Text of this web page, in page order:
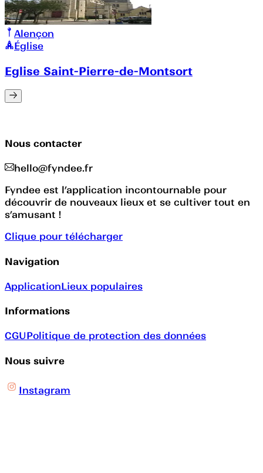
Alençon
Église
Eglise Saint-Pierre-de-Montsort
Nous contacter
hello@fyndee.fr
Fyndee est l’application incontournable pour
découvrir de nouveaux lieux et se cultiver tout en
s’amusant !
Clique pour télécharger
Navigation
ApplicationLieux populaires
Informations
CGUPolitique de protection des données
Nous suivre
Instagram